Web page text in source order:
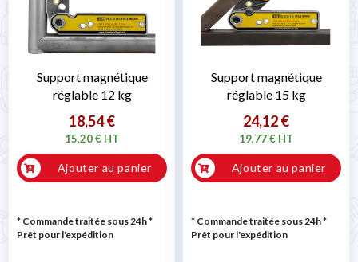
Support magnétique
réglable 12 kg
18,54 €
15,20 € HT
Ajouter au panier
* Commande traitée sous 24h*
Prêt pour l'expédition
Support magnétique
réglable 15 kg
24,12 €
19,77 € HT
Ajouter au panier
* Commande traitée sous 24h*
Prêt pour l'expédition